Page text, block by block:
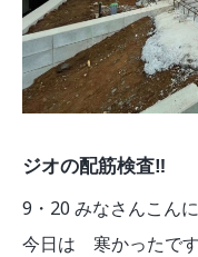
ジオの配筋検査‼︎
9・20 みなさんこん
今日は 寒かったで